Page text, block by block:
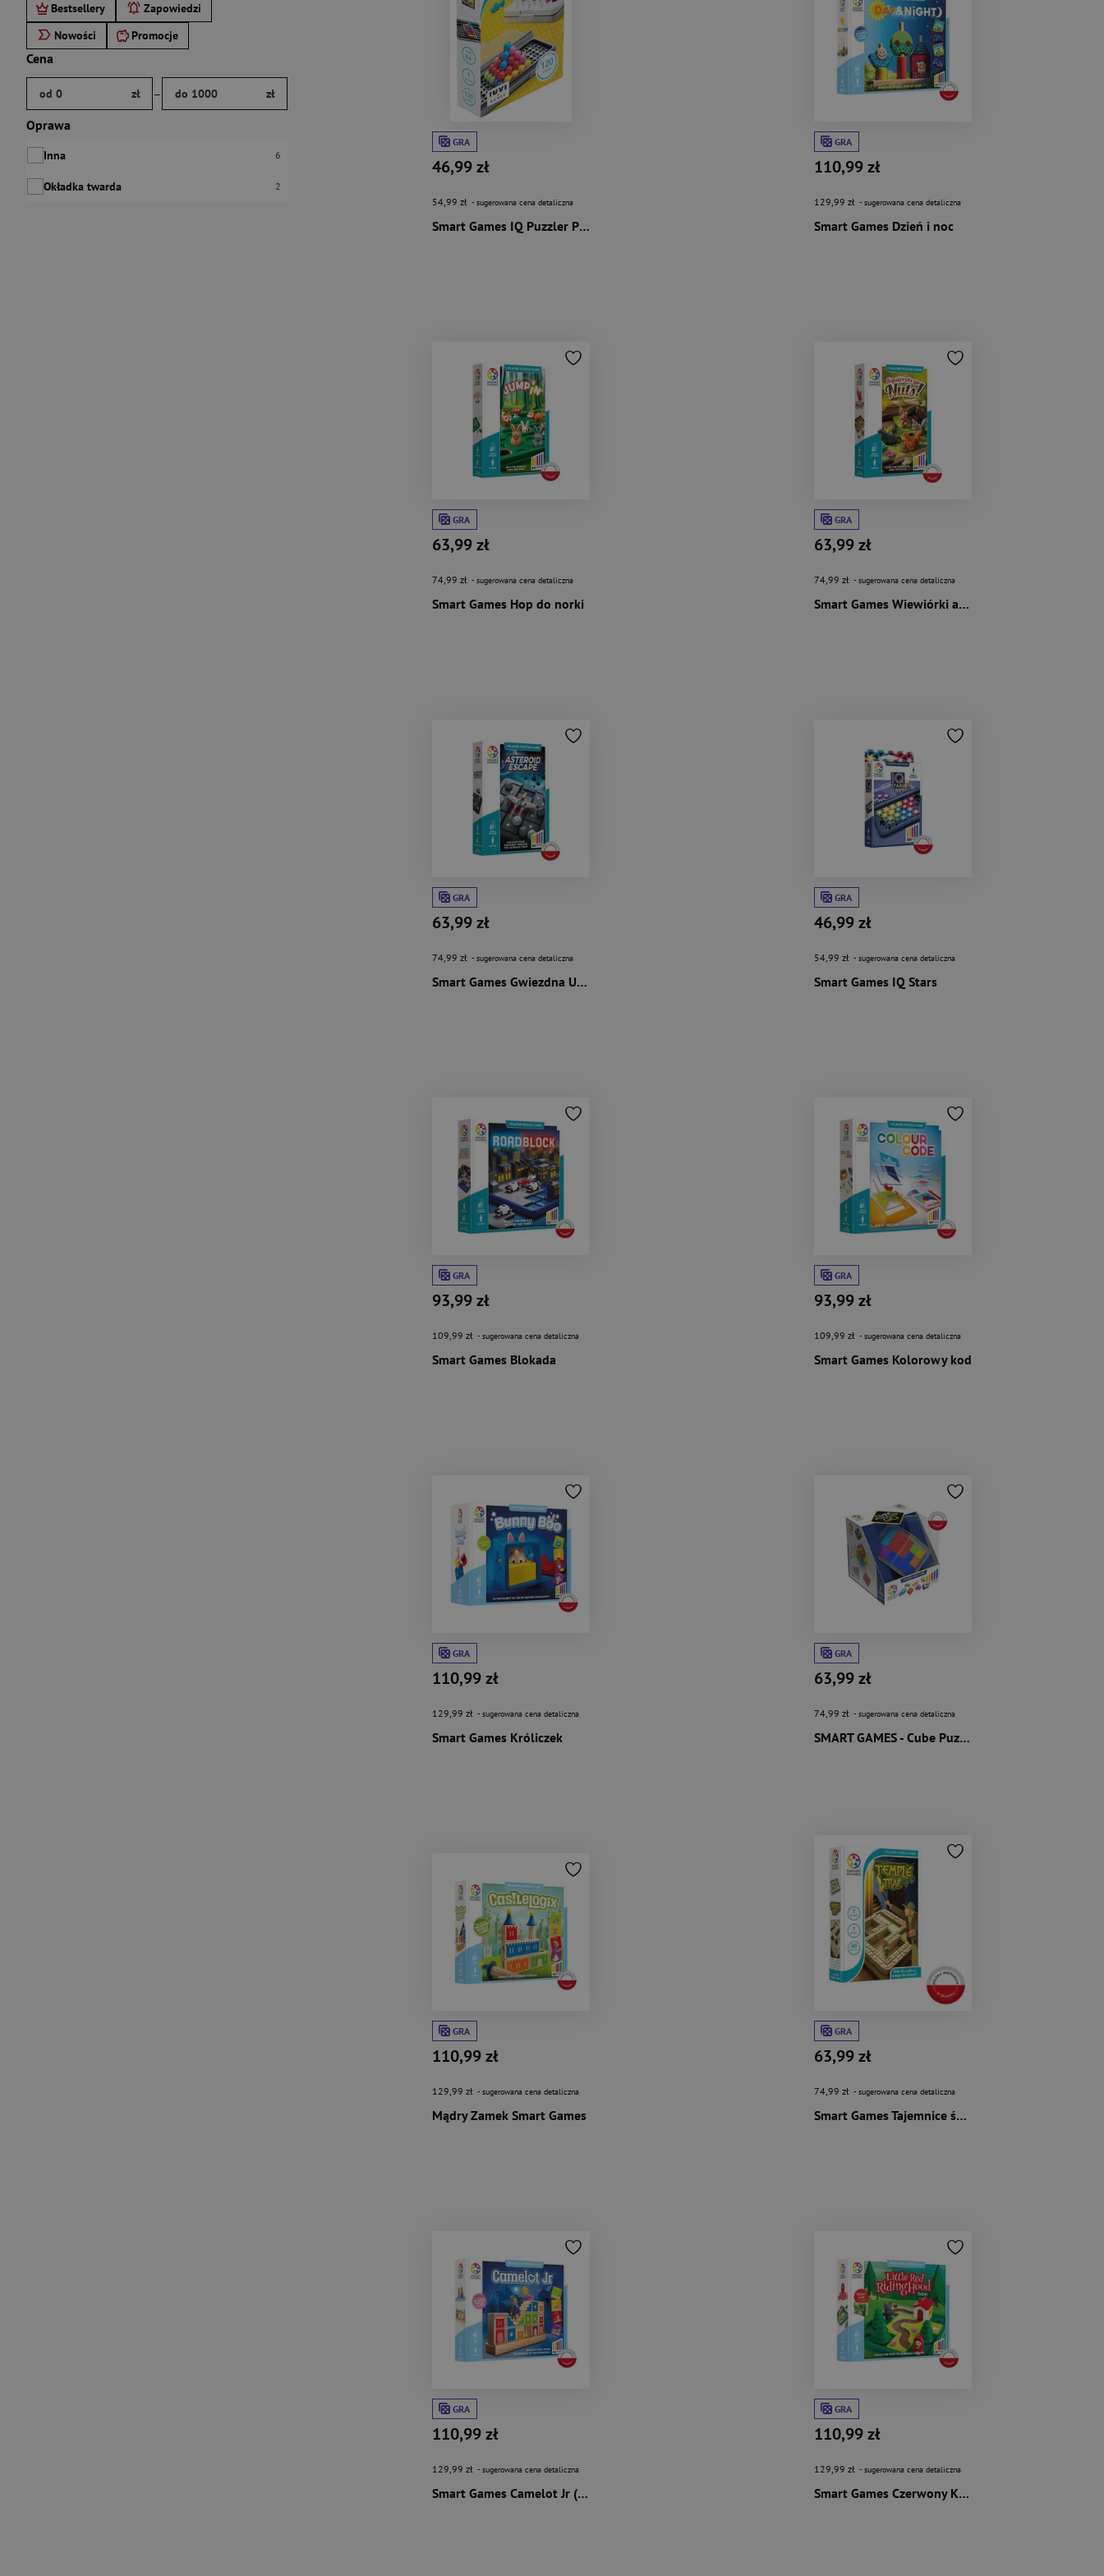
Bestsellery
Zapowiedzi
Nowości
Promocje
Cena
Brak ustawionego zakresu ceny.
Podaj zakres ceny w złotych.
od 0 zł – do 1000 zł
Oprawa
Inna Liczba pozycji:
6
Okładka twarda Liczba pozycji:
2
GRA
46,99 zł
54,99 zł - sugerowana cena detaliczna
Smart Games IQ Puzzler Pro (PL) IUVI Games
GRA
110,99 zł
129,99 zł - sugerowana cena detaliczna
Smart Games Dzień i noc
GRA
63,99 zł
74,99 zł - sugerowana cena detaliczna
Smart Games Hop do norki
GRA
63,99 zł
74,99 zł - sugerowana cena detaliczna
Smart Games Wiewiórki atakują
GRA
63,99 zł
74,99 zł - sugerowana cena detaliczna
Smart Games Gwiezdna Ucieczka
GRA
46,99 zł
54,99 zł - sugerowana cena detaliczna
Smart Games IQ Stars
GRA
93,99 zł
109,99 zł - sugerowana cena detaliczna
Smart Games Blokada
GRA
93,99 zł
109,99 zł - sugerowana cena detaliczna
Smart Games Kolorowy kod
GRA
110,99 zł
129,99 zł - sugerowana cena detaliczna
Smart Games Króliczek
GRA
63,99 zł
74,99 zł - sugerowana cena detaliczna
SMART GAMES - Cube Puzzler GO
GRA
110,99 zł
129,99 zł - sugerowana cena detaliczna
Mądry Zamek Smart Games
GRA
63,99 zł
74,99 zł - sugerowana cena detaliczna
Smart Games Tajemnice świątyni
GRA
110,99 zł
129,99 zł - sugerowana cena detaliczna
Smart Games Camelot Jr (ENG) IUVI Games
GRA
110,99 zł
129,99 zł - sugerowana cena detaliczna
Smart Games Czerwony Kapturek